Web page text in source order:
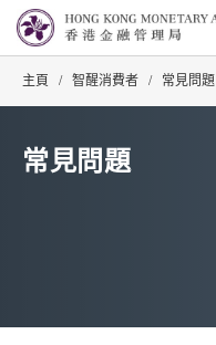
主頁 / 智醒消費者 / 常見問題
常見問題